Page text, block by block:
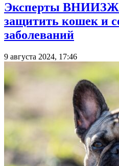
Эксперты ВНИИЗЖ
защитить кошек и
заболеваний
9 августа 2024, 17:46